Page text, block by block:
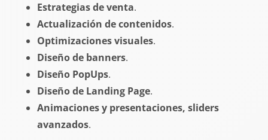
Estrategias de venta.
Actualización de contenidos.
Optimizaciones visuales.
Diseño de banners.
Diseño PopUps.
Diseño de Landing Page.
Animaciones y presentaciones, sliders
avanzados.